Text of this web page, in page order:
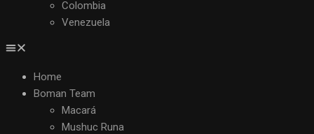
Colombia
Venezuela
Home
Boman Team
Macará
Mushuc Runa